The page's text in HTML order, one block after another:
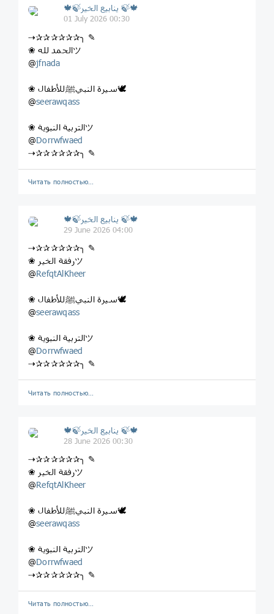
🍁🍃ينابيع الخير 🍃🍁
01 July 2026 00:30
⇢✰✰✰✰✰✰╮ ✎
❀ الحمد للهツ
@jfnada
❀ سيرة النبيﷺللأطفال🕊
‏@seerawqass
❀ التربية النبويةツ
@Dorrwfwaed
⇢✰✰✰✰✰✰╮ ✎
Читать полностью…
🍁🍃ينابيع الخير 🍃🍁
29 June 2026 04:00
⇢✰✰✰✰✰✰╮ ✎
❀ رفقة الخيرツ
@RefqtAlKheer
❀ سيرة النبيﷺللأطفال🕊
‏@seerawqass
❀ التربية النبويةツ
@Dorrwfwaed
⇢✰✰✰✰✰✰╮ ✎
Читать полностью…
🍁🍃ينابيع الخير 🍃🍁
28 June 2026 00:30
⇢✰✰✰✰✰✰╮ ✎
❀ رفقة الخيرツ
@RefqtAlKheer
❀ سيرة النبيﷺللأطفال🕊
‏@seerawqass
❀ التربية النبويةツ
@Dorrwfwaed
⇢✰✰✰✰✰✰╮ ✎
Читать полностью…